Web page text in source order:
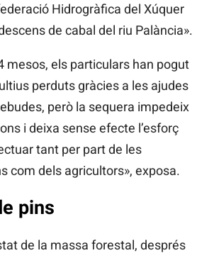
Hidrogràfica del Xúquer
de cabal del riu Palància».
mesos, els particulars han pogut
perduts gràcies a les ajudes
però la sequera impedeix
i deixa sense efecte l’esforç
tant per part de les
com dels agricultors», exposa.
pins
de la massa forestal, després